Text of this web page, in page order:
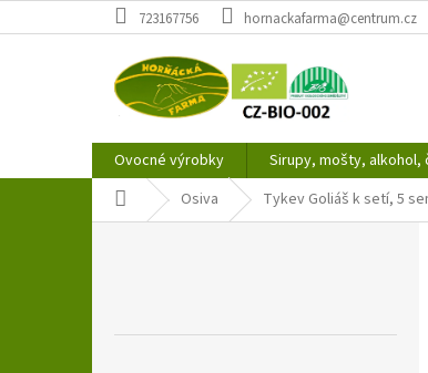
na
723167756 hornackafarma@centrum.cz
Ovocné výrobky Sirupy, mošty, alkohol,
Domů Osiva Tykev Goliáš k setí, 5